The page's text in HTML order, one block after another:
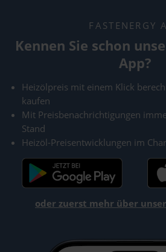
FASTENERGY
Kennen Sie schon
App?
Heizölpreis mit einem Klick
kaufen
Mit Preisbenachrichtigungen
Stand
Heizöl-Preisentwicklungen im
oder zuerst mehr über